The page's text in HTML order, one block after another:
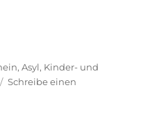
,Asyl, Kinder- und
Schreibe einen